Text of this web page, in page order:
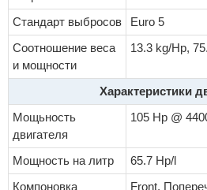
Стандарт выбросов
Euro 5
Соотношение веса
и мощности
13.3 kg/Hp,
Характеристики
Мощьность
двигателя
105 Hp @
Мощность на литр
65.7 Hp/l
Компоновка
Front,